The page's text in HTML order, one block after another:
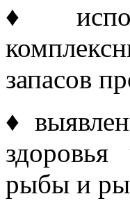
♦
запасов
♦
рыбы и